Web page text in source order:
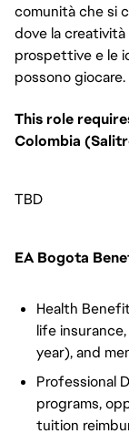
comunità che si
dove la
prospettive e le
possono giocare.
This role
Colombia
TBD
EA Bogota
Health
life
year), and
Professional
programs,
tuition